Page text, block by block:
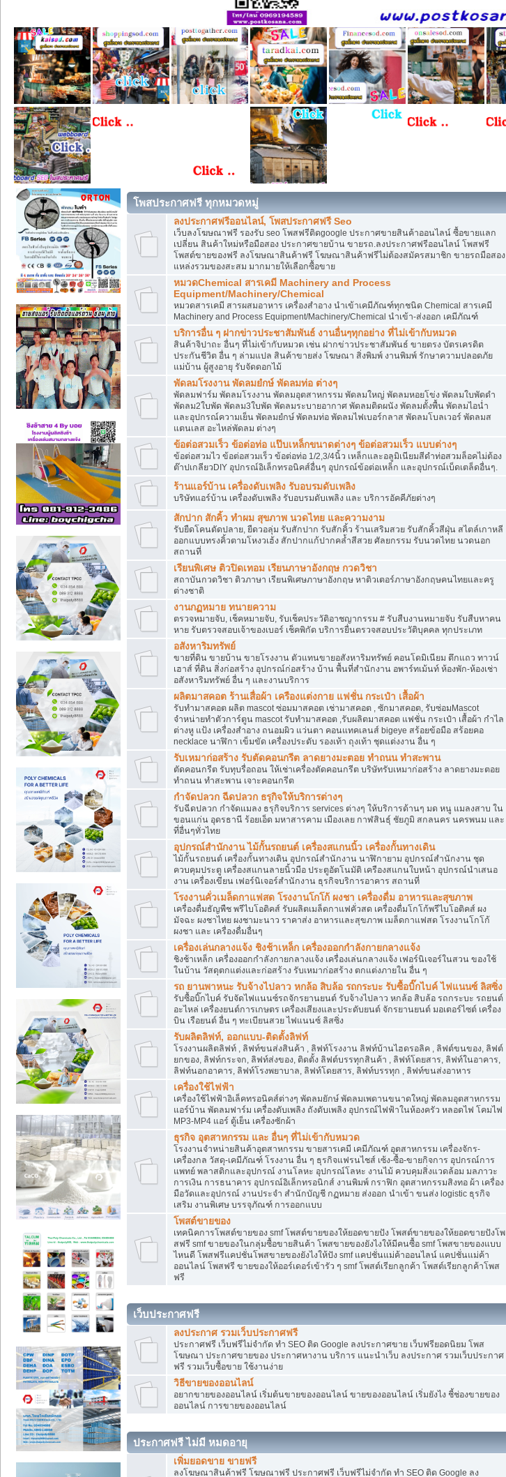
โพสประกาศฟรี ทุกหมวดหมู่
ลงประกาศฟรีออนไลน์, โพสประกาศฟรี Seo
เว็บลงโฆษณาฟรี รองรับ seo โพสฟรีติดgoogle ประกาศขายสินค้าออนไลน์ ซื้อขายแลก
เปลี่ยน สินค้าใหม่หรือมือสอง ประกาศขายบ้าน ขายรถ.ลงประกาศฟรีออนไลน์ โพสฟรี
โพสต์ขายของฟรี ลงโฆษณาสินค้าฟรี โฆษณาสินค้าฟรีไม่ต้องสมัครสมาชิก ขายรถมือสอง
แหล่งรวมของสะสม มากมายให้เลือกซื้อขาย
หมวดChemical สารเคมี Machinery and Process
Equipment/Machinery/Chemical
หมวดสารเคมี สารผสมอาหาร เครื่องสำอาง นำเข้าเคมีภัณฑ์ทุกชนิด Chemical สารเคมี
Machinery and Process Equipment/Machinery/Chemical นำเข้า-ส่งออก เคมีภัณฑ์
บริการอื่น ๆ ฝากข่าวประชาสัมพันธ์ งานอื่นๆทุกอย่าง ที่ไม่เข้ากับหมวด
สินค้าจิปาถะ อื่นๆ ที่ไม่เข้ากับหมวด เช่น ฝากข่าวประชาสัมพันธ์ ขายตรง บัตรเครดิต
ประกันชีวิต อื่น ๆ ล่ามแปล สินค้าขายส่ง โฆษณา สิ่งพิมพ์ งานพิมพ์ รักษาความปลอดภัย
แม่บ้าน ผู้สูงอายุ รับจัดดอกไม้
พัดลมโรงงาน พัดลมยํกษ์ พัดลมท่อ ต่างๆ
พัดลมฟาร์ม พัดลมโรงงาน พัดลมอุตสาหกรรม พัดลมใหญ่ พัดลมหอยโข่ง พัดลมใบพัดดำ
พัดลม2ใบพัด พัดลม3ใบพัด พัดลมระบายอากาศ พัดลมติดผนัง พัดลมตั้งพื้น พัดลมไอน่ำ
และอุปกรณ์ความเย็น พัดลมยํกษ์ พัดลมท่อ พัดลมไฟเบอร์กลาส พัดลมโบลเวอร์ พัดลมส
แตนเลส อะไหล่พัดลม ต่างๆ
ข้อต่อสวมเร็ว ข้อต่อท่อ แป๊บเหล็กขนาดต่างๆ ข้อต่อสวมเร็ว แบบต่างๆ
ข้อต่อสวมไว ข้อต่อสวมเร็ว ข้อต่อท่อ 1/2,3/4นิ้ว เหล็กและอลูมิเนียมสีดำท่อสวมล็อคไม่ต้อง
ต๊าปเกลียวDIY อุปกรณ์อิเล็กทรอนิคส์อื่นๆ อุปกรณ์ข้อต่อเหล็ก และอุปกรณ์เบ็ดเตล็ดอื่นๆ.
ร้านแอร์บ้าน เครื่องดับเพลิง รับอบรมดับเพลิง
บริษัทแอร์บ้าน เครื่องดับเพลิง รับอบรมดับเพลิง และ บริการอัคคีภัยต่างๆ
สักปาก สักคิ้ว ทำผม สุขภาพ นวดไทย และความงาม
รับยืดโคนดัดปลาย, ยืดวอลุ่ม รับสักปาก รับสักคิ้ว ร้านเสริมสวย รับสักคิ้วสีฝุ่น สไตล์เกาหลี
ออกแบบทรงคิ้วตามโหงวเฮ้ง สักปากแก้ปากคล้ำสีสวย ศัลยกรรม รับนวดไทย นวดนอก
สถานที่
เรียนพิเศษ ติวปิดเทอม เรียนภาษาอังกฤษ กวดวิชา
สถาบันกวดวิชา ติวภาษา เรียนพิเศษภาษาอังกฤษ หาติวเตอร์ภาษาอังกฤษคนไทยและครู
ต่างชาติ
งานกฏหมาย ทนายความ
ตรวจหมายจับ, เช็คหมายจับ, รับเช็คประวัติอาชญากรรม # รับสืบงานหมายจับ รับสืบหาคน
หาย รับตรวจสอบเจ้าของเบอร์ เช็คพิกัด บริการยื่นตรวจสอบประวัติบุคคล ทุกประเภท
อสังหาริมทรัพย์
ขายที่ดิน ขายบ้าน ขายโรงงาน ตัวแทนขายอสังหาริมทรัพย์ คอนโดมิเนียม ตึกแถว ทาวน์
เฮาส์ ที่ดิน สิ่งก่อสร้าง อุปกรณ์ก่อสร้าง บ้าน พื้นที่สำนักงาน อพาร์ทเม้นท์ ห้องพัก-ห้องเช่า
อสังหาริมทรัพย์ อื่น ๆ และงานบริการ
ผลิตมาสคอต ร้านเสื่อผ้า เครืองแต่งกาย แฟชั่น กระเป๋า เสื้อผ้า
รับทำมาสคอต ผลิต mascot ซ่อมมาสคอต เช่ามาสคอต , ซักมาสคอต, รับซ่อมMascot
จำหน่ายทำตัวการ์ตูน mascot รับทำมาสคอต ,รับผลิตมาสคอต แฟชั่น กระเป๋า เสื้อผ้า กำไล
ต่างหู แป้ง เครื่องสำอาง ถนอมผิว แว่นตา คอนแทคเลนส์ bigeye สร้อยข้อมือ สร้อยคอ
necklace นาฬิกา เข็มขัด เครื่องประดับ รองเท้า ถุงเท้า ชุดแต่งงาน อื่น ๆ
รับเหมาก่อสร้าง รับตัดคอนกรีต ลาดยางมะตอย ทำถนน ทำสะพาน
ตัดคอนกรีต รับทุบรื่อถอน ให้เช่าเครื่องตัดคอนกรีต บริษัทรับเหมาก่อสร้าง ลาดยางมะตอย
ทำถนน ทำสะพาน เจาะคอนกรีต
กำจัดปลวก ฉีดปลวก ธรุกิจให้บริการต่างๆ
รับฉีดปลวก กำจัดแมลง ธรุกิจบริการ services ต่างๆ ให้บริการด้านๆ มด หนู แมลงสาบ ใน
ขอนแก่น อุดรธานี ร้อยเอ็ด มหาสารคาม เมืองเลย กาฬสินธุ์ ชัยภูมิ สกลนคร นครพนม และ
ที่อื่นๆทั่วไทย
อุปกรณ์สำนักงาน ไม้กั้นรถยนต์ เครื่องสแกนนิ้ว เครื่องกั้นทางเดิน
ไม้กั้นรถยนต์ เครื่องกั้นทางเดิน อุปกรณ์สำนักงาน นาฬิกายาม อุปกรณ์สำนักงาน ชุด
ควบคุมประตู เครื่องสแกนลายนิ้วมือ ประตูอัตโนมัติ เครืองสแกนใบหน้า อุปกรณ์นำเสนอ
งาน เครื่องเขียน เฟอร์นิเจอร์สำนักงาน ธุรกิจบริการอาคาร สถานที่
โรงงานคั่วเมล็ดกาแฟสด โรงงานโกโก้ ผงชา เครื่องดื่ม อาหารและสุขภาพ
เครื่องดื่มธัญพืช พรีไบโอติคส์ รับผลิตเมล็ดกาแฟคั่วสด เครื่องดื่มโกโก้พรีไบโอติคส์ ผง
มัจฉะ ผงชาไทย ผงชามะนาว ราคาส่ง อาหารและสุขภาพ เมล็ดกาแฟสด โรงงานโกโก้
ผงชา และ เครื่องดื่มอื่นๆ
เครื่องเล่นกลางแจ้ง ชิงช้าเหล็ก เครื่องออกกำลังกายกลางแจ้ง
ชิงช้าเหล็ก เครื่องออกกำลังกายกลางแจ้ง เครื่องเล่นกลางแจ้ง เฟอร์นิเจอร์ในสวน ของใช้
ในบ้าน วัสดุตกแต่งและก่อสร้าง รับเหมาก่อสร้าง ตกแต่งภายใน อื่น ๆ
รถ ยานพาหนะ รับจ้างไปลาว หกล้อ สิบล้อ รถกระบะ รับซื้อบิ๊กไบค์ ไฟแนนซ์ ลิสซิ่ง
รับซื้อบิ๊กไบค์ รับจัดไฟแนนซ์รถจักรยานยนต์ รับจ้างไปลาว หกล้อ สิบล้อ รถกระบะ รถยนต์
อะไหล่ เครื่องยนต์การเกษตร เครื่องเสียงและประดับยนต์ จักรยานยนต์ มอเตอร์ไซต์ เครื่อง
บิน เรือยนต์ อื่น ๆ ทะเบียนสวย ไฟแนนซ์ ลิสซิ่ง
รับผลิตลิฟท์, ออกแบบ-ติดตั้งลิฟท์
โรงงานผลิตลิฟท์ , ลิฟท์ขนส่งสินค้า , ลิฟท์โรงงาน ลิฟท์บ้านไฮดรอลิค , ลิฟต์ขนของ, ลิฟต์
ยกของ, ลิฟท์กระจก, ลิฟท์ส่งของ, ติดตั้ง ลิฟต์บรรทุกสินค้า , ลิฟท์โดยสาร, ลิฟท์ในอาคาร,
ลิฟท์นอกอาคาร, ลิฟท์โรงพยาบาล, ลิฟท์โดยสาร, ลิฟท์บรรทุก , ลิฟท์ขนส่งอาหาร
เครื่องใช้ไฟฟ้า
เครื่องใช้ไฟฟ้าอิเล็คทรอนิคส์ต่างๆ พัดลมยักษ์ พัดลมเพดานขนาดใหญ่ พัดลมอุตสาหกรรม
แอร์บ้าน พัดลมฟาร์ม เครื่องดับเพลิง ถังดับเพลิง อุปกรณ์ไฟฟ้าในห้องครัว หลอดไฟ โคมไฟ
MP3-MP4 แอร์ ตู้เย็น เครื่องซักผ้า
ธุรกิจ อุตสาหกรรม และ อื่นๆ ที่ไม่เข้ากับหมวด
โรงงานจำหน่ายสินค้าอุตสาหกรรม ขายสารเคมี เคมีภัณฑ์ อุตสาหกรรม เครื่องจักร-
เครื่องกล วัสดุ-เคมีภัณฑ์ โรงงาน อื่น ๆ ธุรกิจแฟรนไชส์ เซ้ง-ซื้อ-ขายกิจการ อุปกรณ์การ
แพทย์ พลาสติกและอุปกรณ์ งานโลหะ อุปกรณ์โลหะ งานไม้ ควบคุมสิ่งแวดล้อม มลภาวะ
การเงิน การธนาคาร อุปกรณ์อิเล็กทรอนิกส์ งานพิมพ์ กราฟิก อุตสาหกรรมสิงทอ ผ้า เครื่อง
มือวัดและอุปกรณ์ งานประจำ สำนักบัญชี กฏหมาย ส่งออก นำเข้า ขนส่ง logistic ธุรกิจ
เสริม งานพิเศษ บรรจุภัณฑ์ การออกแบบ
โพสต์ขายของ
เทคนิคการโพสต์ขายของ smf โพสต์ขายของให้ยอดขายปัง โพสต์ขายของให้ยอดขายปังโพ
สฟรี smf ขายของในกลุ่มซื้อขายสินค้า โพสขายของยังไงให้มีคนซื้อ smf โพสขายของแบบ
ไหนดี โพสฟรีแคปชั่นโพสขายของยังไงให้ปัง smf แคปชั่นแม่ค้าออนไลน์ แคปชั่นแม่ค้า
ออนไลน์ โพสฟรี ขายของให้ออร์เดอร์เข้ารัว ๆ smf โพสต์เรียกลูกค้า โพสต์เรียกลูกค้าโพส
ฟรี
เว็บประกาศฟรี
ลงประกาศ รวมเว็บประกาศฟรี
ประกาศฟรี เว็บฟรีไม่จำกัด ทำ SEO ติด Google ลงประกาศขาย เว็บฟรียอดนิยม โพส
โฆษณา ประกาศขายของ ประกาศหางาน บริการ แนะนำเว็บ ลงประกาศ รวมเว็บประกาศ
ฟรี รวมเว็บซื้อขาย ใช้งานง่าย
วิธีขายของออนไลน์
อยากขายของออนไลน์ เริ่มต้นขายของออนไลน์ ขายของออนไลน์ เริ่มยังไง ชี้ช่องขายของ
ออนไลน์ การขายของออนไลน์
ประกาศฟรี ไม่มี หมดอายุ
เพิ่มยอดขาย ขายฟรี
ลงโฆษณาสินค้าฟรี โฆษณาฟรี ประกาศฟรี เว็บฟรีไม่จำกัด ทำ SEO ติด Google ลง